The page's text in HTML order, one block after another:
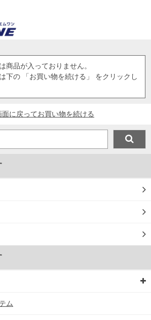
商品が入っておりません。
下の 「お買い物を続ける」 をクリックし
面に戻ってお買い物を続ける
ム